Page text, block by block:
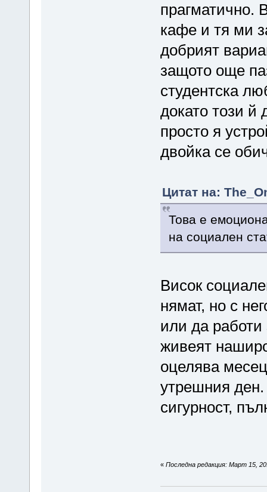
прагматично.
кафе и тя ми
добрият
защото още
студентска
докато този й
просто я
двойка се
Цитат на:
Това е
на социален
Висок
нямат, но с
или да
живеят
оцелява
утрешния
сигурност,
« Последна редакция: Март 15,